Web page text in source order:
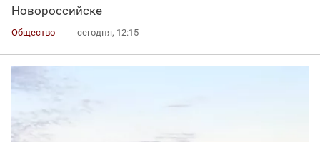
Новороссийске
Общество сегодня, 12:15